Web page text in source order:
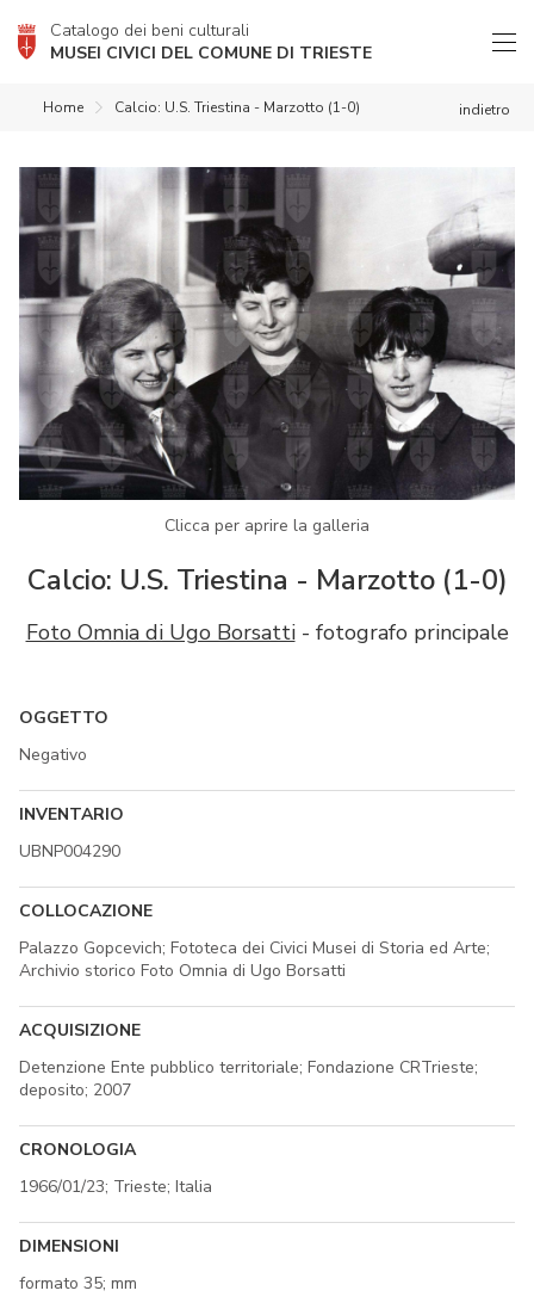
Catalogo dei beni culturali
MUSEI CIVICI DEL COMUNE DI TRIESTE
indietro
Home Calcio: U.S. Triestina - Marzotto (1-0)
Clicca per aprire la galleria
Calcio: U.S. Triestina - Marzotto (1-0)
Foto Omnia di Ugo Borsatti- fotografo principale
OGGETTO
Negativo
INVENTARIO
UBNP004290
COLLOCAZIONE
Palazzo Gopcevich; Fototeca dei Civici Musei di Storia ed Arte;
Archivio storico Foto Omnia di Ugo Borsatti
ACQUISIZIONE
Detenzione Ente pubblico territoriale; Fondazione CRTrieste;
deposito; 2007
CRONOLOGIA
1966/01/23; Trieste; Italia
DIMENSIONI
formato 35; mm